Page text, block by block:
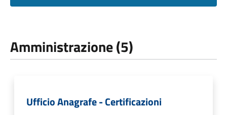
Amministrazione (5)
Ufficio Anagrafe - Certificazioni